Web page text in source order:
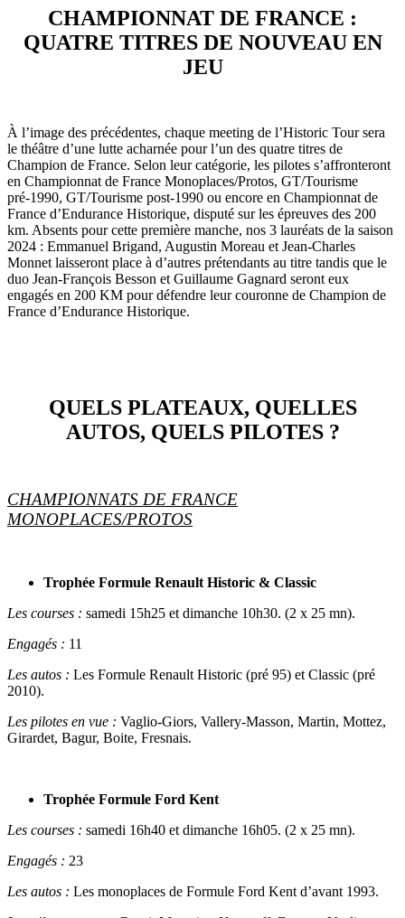
CHAMPIONNAT DE FRANCE :
QUATRE TITRES DE NOUVEAU EN
JEU
À l’image des précédentes, chaque meeting de l’Historic Tour sera
le théâtre d’une lutte acharnée pour l’un des quatre titres de
Champion de France. Selon leur catégorie, les pilotes s’affronteront
en Championnat de France Monoplaces/Protos, GT/Tourisme
pré-1990, GT/Tourisme post-1990 ou encore en Championnat de
France d’Endurance Historique, disputé sur les épreuves des 200
km. Absents pour cette première manche, nos 3 lauréats de la saison
2024 : Emmanuel Brigand, Augustin Moreau et Jean-Charles
Monnet laisseront place à d’autres prétendants au titre tandis que le
duo Jean-François Besson et Guillaume Gagnard seront eux
engagés en 200 KM pour défendre leur couronne de Champion de
France d’Endurance Historique.
QUELS PLATEAUX, QUELLES
AUTOS, QUELS PILOTES ?
CHAMPIONNATS DE FRANCE
MONOPLACES/PROTOS
Trophée Formule Renault Historic & Classic
Les courses : samedi 15h25 et dimanche 10h30. (2 x 25 mn).
Engagés : 11
Les autos : Les Formule Renault Historic (pré 95) et Classic (pré
2010).
Les pilotes en vue : Vaglio-Giors, Vallery-Masson, Martin, Mottez,
Girardet, Bagur, Boite, Fresnais.
Trophée Formule Ford Kent
Les courses : samedi 16h40 et dimanche 16h05. (2 x 25 mn).
Engagés : 23
Les autos : Les monoplaces de Formule Ford Kent d’avant 1993.